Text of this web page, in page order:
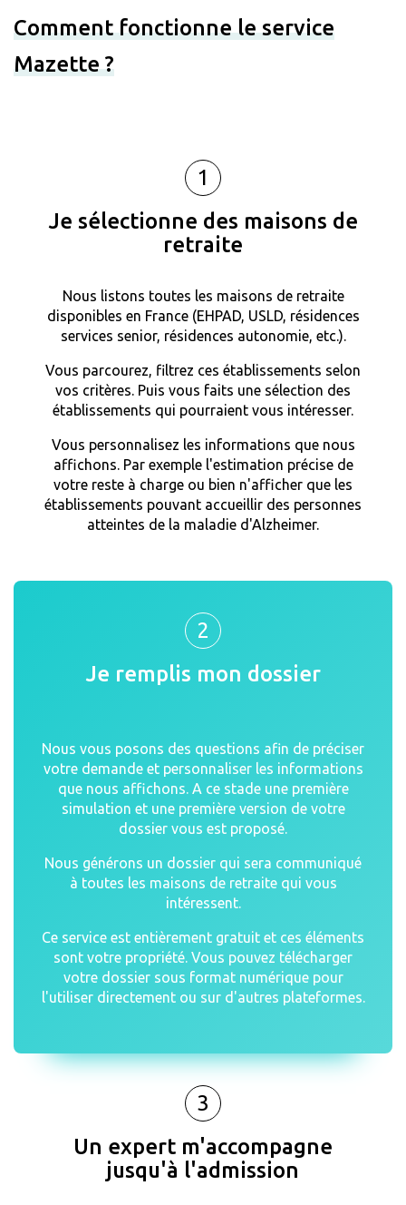
Comment fonctionne le service
Mazette ?
1
Je sélectionne des maisons de
retraite
Nous listons toutes les maisons de retraite
disponibles en France (EHPAD, USLD, résidences
services senior, résidences autonomie, etc.).
Vous parcourez, filtrez ces établissements selon
vos critères. Puis vous faits une sélection des
établissements qui pourraient vous intéresser.
Vous personnalisez les informations que nous
affichons. Par exemple l'estimation précise de
votre reste à charge ou bien n'afficher que les
établissements pouvant accueillir des personnes
atteintes de la maladie d'Alzheimer.
2
Je remplis mon dossier
Nous vous posons des questions afin de préciser
votre demande et personnaliser les informations
que nous affichons. A ce stade une première
simulation et une première version de votre
dossier vous est proposé.
Nous générons un dossier qui sera communiqué
à toutes les maisons de retraite qui vous
intéressent.
Ce service est entièrement gratuit et ces éléments
sont votre propriété. Vous pouvez télécharger
votre dossier sous format numérique pour
l'utiliser directement ou sur d'autres plateformes.
3
Un expert m'accompagne
jusqu'à l'admission